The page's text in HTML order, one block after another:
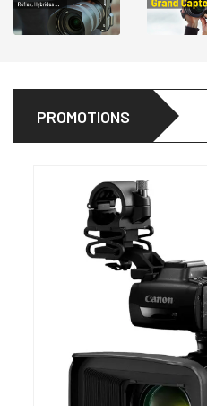
PROMOTIONS